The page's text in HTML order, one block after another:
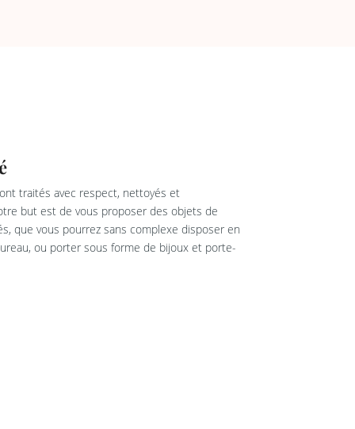
traités avec respect, nettoyés et
but est de vous proposer des objets de
que vous pourrez sans complexe disposer en
ou porter sous forme de bijoux et porte-